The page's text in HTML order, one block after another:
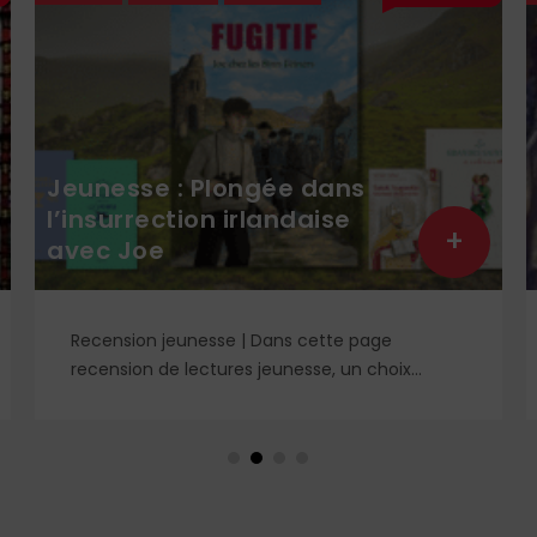
Jeunesse : Plongée dans
l’insurrection irlandaise
avec Joe
Recension jeunesse | Dans cette page
recension de lectures jeunesse, un choix
+